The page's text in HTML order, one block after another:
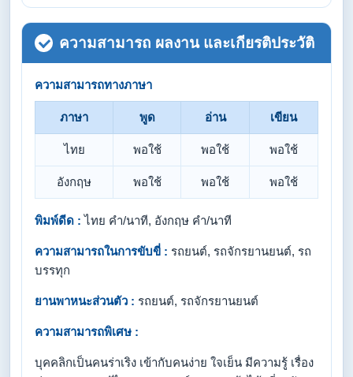
ความสามารถ ผลงาน และเกียรติประวัติ
ความสามารถทางภาษา
ภาษา พูด อ่าน เขียน
ไทย พอใช้ พอใช้ พอใช้
อังกฤษ พอใช้ พอใช้ พอใช้
พิมพ์ดีด : ไทย คำ/นาที, อังกฤษ คำ/นาที
ความสามารถในการขับขี่ : รถยนต์, รถจักรยานยนต์, รถ
บรรทุก
ยานพาหนะส่วนตัว : รถยนต์, รถจักรยานยนต์
ความสามารถพิเศษ :
บุคคลิกเป็นคนร่าเริง เข้ากับคนง่าย ใจเย็น มีความรู้ เรื่อง